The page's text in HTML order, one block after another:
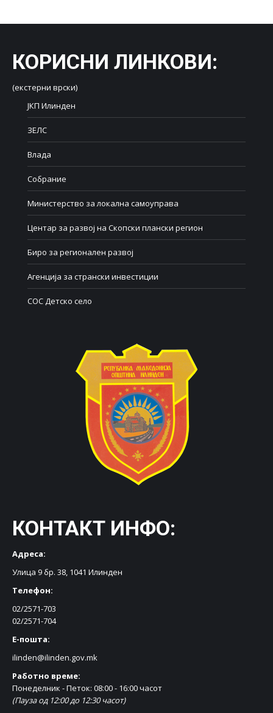
КОРИСНИ ЛИНКОВИ:
(екстерни врски)
ЈКП Илинден
ЗЕЛС
Влада
Собрание
Министерство за локална самоуправа
Центар за развој на Скопски плански регион
Биро за регионален развој
Агенција за странски инвестиции
СОС Детско село
КОНТАКТ ИНФО:
Адреса:
Улица 9 бр. 38, 1041 Илинден
Телефон:
02/2571-703
02/2571-704
Е-пошта:
ilinden@ilinden.gov.mk
Работно време:
Понеделник - Петок: 08:00 - 16:00 часот
(Пауза од 12:00 до 12:30 часот)